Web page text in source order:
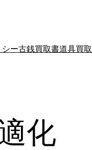
シー古銭買取書道具買取
化